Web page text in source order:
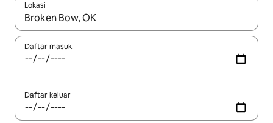
Lokasi
Apabila hasil tersedia, navigasi dengan kekunci anak panah
Daftar masuk
Daftar keluar